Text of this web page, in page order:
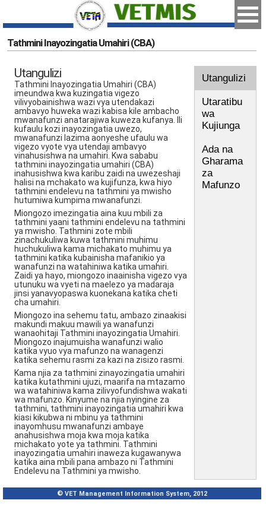
Tathmini Inayozingatia Umahiri (CBA)
Utangulizi
Tathmini Inayozingatia Umahiri (CBA)
imeundwa kwa kuzingatia vigezo
vilivyobainishwa wazi vya utendakazi
ambavyo huweka wazi kabisa kile ambacho
mwanafunzi anatarajiwa kuweza kufanya. Ili
kufaulu kozi inayozingatia uwezo,
mwanafunzi lazima aonyeshe ufaulu wa
vigezo vyote vya utendaji ambavyo
vinahusishwa na umahiri. Kwa sababu
tathmini inayozingatia umahiri (CBA)
inahusishwa kwa karibu zaidi na uwezeshaji
halisi na mchakato wa kujifunza, kwa hiyo
tathmini endelevu na tathmini ya mwisho
hutumiwa kumpima mwanafunzi.
Miongozo imezingatia aina kuu mbili za
tathmini yaani tathmini endelevu na tathmini
ya mwisho. Tathmini zote mbili
zinachukuliwa kuwa tathmini muhimu
huchukuliwa kama michakato muhimu ya
tathmini katika kubainisha mafanikio ya
wanafunzi na watahiniwa katika umahiri.
Zaidi ya hayo, miongozo inaainisha vigezo vya
utunuku wa vyeti na maelezo ya madaraja
jinsi yanavyopaswa kuonekana katika cheti
cha umahiri.
Miongozo ina sehemu tatu, ambazo zinaakisi
makundi makuu mawili ya wanafunzi
wanaohitaji Tathmini inayozingatia Umahiri.
Miongozo inajumuisha wanafunzi walio
katika vyuo vya mafunzo na wanagenzi
katika sehemu rasmi za kazi na zisizo rasmi.
Kama njia za tathmini zinayozingatia umahiri
katika kutathmini ujuzi, maarifa na mtazamo
wa watahiniwa kama zilivyofundishwa wakati
wa mafunzo. Kinyume na njia nyingine za
tathmini, tathmini inayozingatia umahiri kwa
kiasi kikubwa ni mbinu ya tathmini
inayomhusu mwanafunzi ambaye
anahusishwa moja kwa moja katika
michakato yote ya tathmini. Tathmini
inayozingatia umahiri inaweza kugawanywa
katika aina mbili pana ambazo ni Tathmini
Endelevu na Tathmini ya mwisho.
Utangulizi
Utaratibu
wa
Kujiunga
Ada na
Gharama
za
Mafunzo
© VET Management Information System, 2012